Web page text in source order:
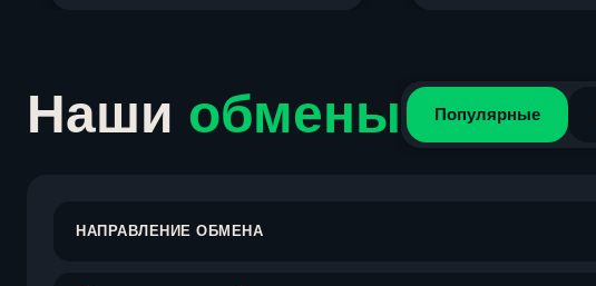
Наши обмены Популярные
НАПРАВЛЕНИЕ ОБМЕНА